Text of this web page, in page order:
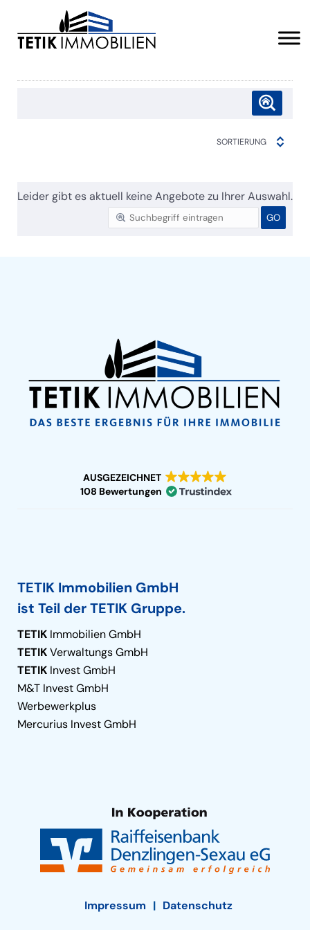
SORTIERUNG
Leider gibt es aktuell keine Angebote zu Ihrer Auswahl.
AUSGEZEICHNET
108 Bewertungen
TETIK Immobilien GmbH
ist Teil der TETIK Gruppe.
TETIK Immobilien GmbH
TETIKVerwaltungs GmbH
TETIK Invest GmbH
M&T Invest GmbH
Werbewerkplus
Mercurius Invest GmbH
Impressum Datenschutz